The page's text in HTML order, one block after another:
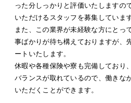
った分しっかりと評価いたしますの
いただけるスタッフを募集しています
また、この業界が未経験な方にとっ
事ばかりが待ち構えておりますが、
ートいたします。
休暇や各種保険や寮も完備しており
バランスが取れているので、働きな
いただくことができます。